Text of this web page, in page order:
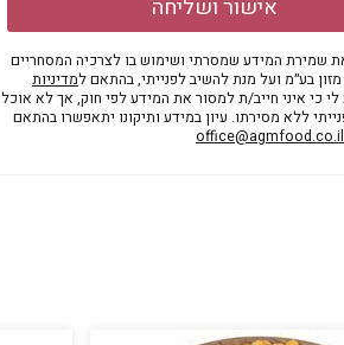
אישור ושליחה
שמירת המידע שמסרתי ושימוש בו לצרכיה המסחריים
בע״מ ועל מנת להשיב לפנייתי, בהתאם למדיניות
לי כי איני חייב/ת למסור את המידע לפי חוק, אך לא אוכל
ללא מסירתו. עיון במידע ותיקונו יתאפשרו בהתאם
office@agmfood.co.il